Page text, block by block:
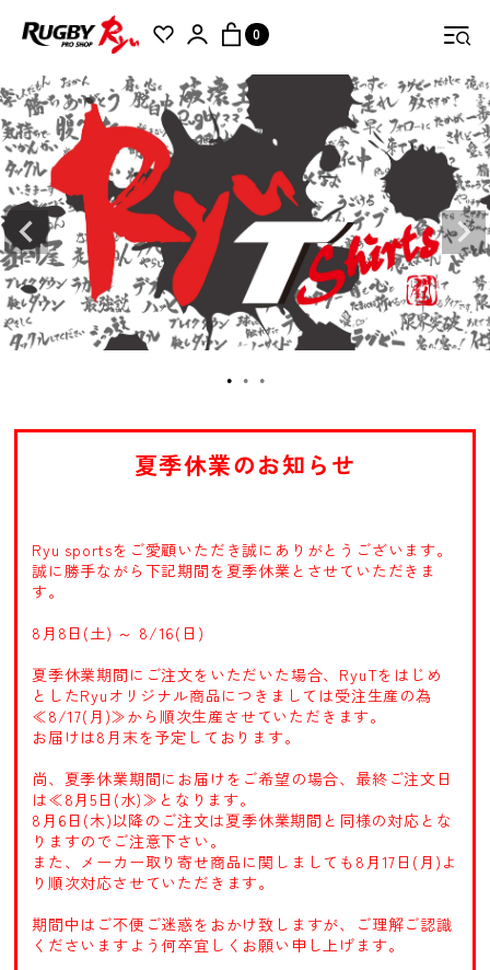
0
検索
夏季休業のお知らせ
Ryu sportsをご愛顧いただき誠にありがとうございます。
誠に勝手ながら下記期間を夏季休業とさせていただきま
す。
8月8日(土) ～ 8/16(日)
夏季休業期間にご注文をいただいた場合、RyuTをはじめ
としたRyuオリジナル商品につきましては受注生産の為
≪8/17(月)≫から順次生産させていただきます。
お届けは8月末を予定しております。
尚、夏季休業期間にお届けをご希望の場合、最終ご注文日
は≪8月5日(水)≫となります。
8月6日(木)以降のご注文は夏季休業期間と同様の対応とな
りますのでご注意下さい。
また、メーカー取り寄せ商品に関しましても8月17日(月)よ
り順次対応させていただきます。
期間中はご不便ご迷惑をおかけ致しますが、ご理解ご認識
くださいますよう何卒宜しくお願い申し上げます。